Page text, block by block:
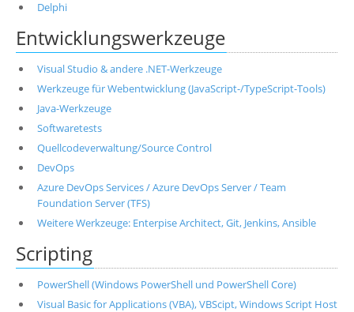
Delphi
Entwicklungswerkzeuge
Visual Studio & andere .NET-Werkzeuge
Werkzeuge für Webentwicklung (JavaScript-/TypeScript-Tools)
Java-Werkzeuge
Softwaretests
Quellcodeverwaltung/Source Control
DevOps
Azure DevOps Services / Azure DevOps Server / Team
Foundation Server (TFS)
Weitere Werkzeuge: Enterpise Architect, Git, Jenkins, Ansible
Scripting
PowerShell (Windows PowerShell und PowerShell Core)
Visual Basic for Applications (VBA), VBScipt, Windows Script Host